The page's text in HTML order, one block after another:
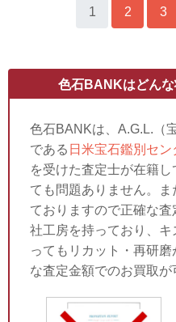
1 2 3
色石BANKはどんな
色石BANKは、A.G.L.（
である 日米宝石鑑別セン
を受けた査定士が在籍し
ても問題ありません。
ておりますので正確な
社工房を持っており、
ってもリカット・再研
な査定金額でのお買取が